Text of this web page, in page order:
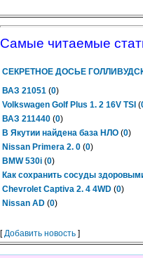
Самые читаемые
СЕКРЕТНОЕ ДОСЬЕ
ВАЗ 21051 (0)
Volkswagen Golf Plus 1. 2 16V TSI (
ВАЗ 211440 (0)
В Якутии найдена база НЛО (0)
Nissan Primera 2. 0 (0)
BMW 530i (0)
Как сохранить сосуды
Chevrolet Captiva 2. 4 4WD (0)
Nissan AD (0)
[Добавить новость ]